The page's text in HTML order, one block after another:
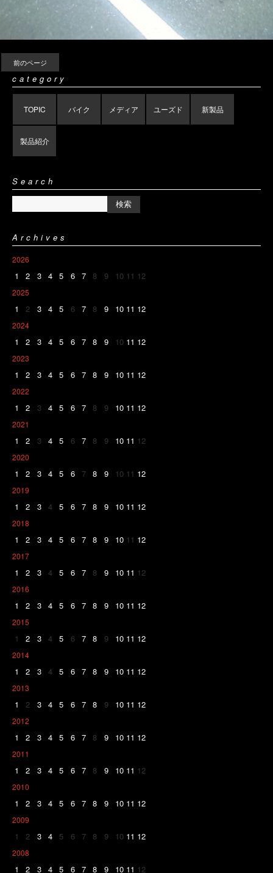
前のページ
category
TOPIC バイク メディア ユーズド 新製品
製品紹介
Search
Archives
2026
1 2 3 4 5 6 7 8 9 10 11 12
2025
1 2 3 4 5 6 7 8 9 10 11 12
2024
1 2 3 4 5 6 7 8 9 10 11 12
2023
1 2 3 4 5 6 7 8 9 10 11 12
2022
1 2 3 4 5 6 7 8 9 10 11 12
2021
1 2 3 4 5 6 7 8 9 10 11 12
2020
1 2 3 4 5 6 7 8 9 10 11 12
2019
1 2 3 4 5 6 7 8 9 10 11 12
2018
1 2 3 4 5 6 7 8 9 10 11 12
2017
1 2 3 4 5 6 7 8 9 10 11 12
2016
1 2 3 4 5 6 7 8 9 10 11 12
2015
1 2 3 4 5 6 7 8 9 10 11 12
2014
1 2 3 4 5 6 7 8 9 10 11 12
2013
1 2 3 4 5 6 7 8 9 10 11 12
2012
1 2 3 4 5 6 7 8 9 10 11 12
2011
1 2 3 4 5 6 7 8 9 10 11 12
2010
1 2 3 4 5 6 7 8 9 10 11 12
2009
1 2 3 4 5 6 7 8 9 10 11 12
2008
1 2 3 4 5 6 7 8 9 10 11 12